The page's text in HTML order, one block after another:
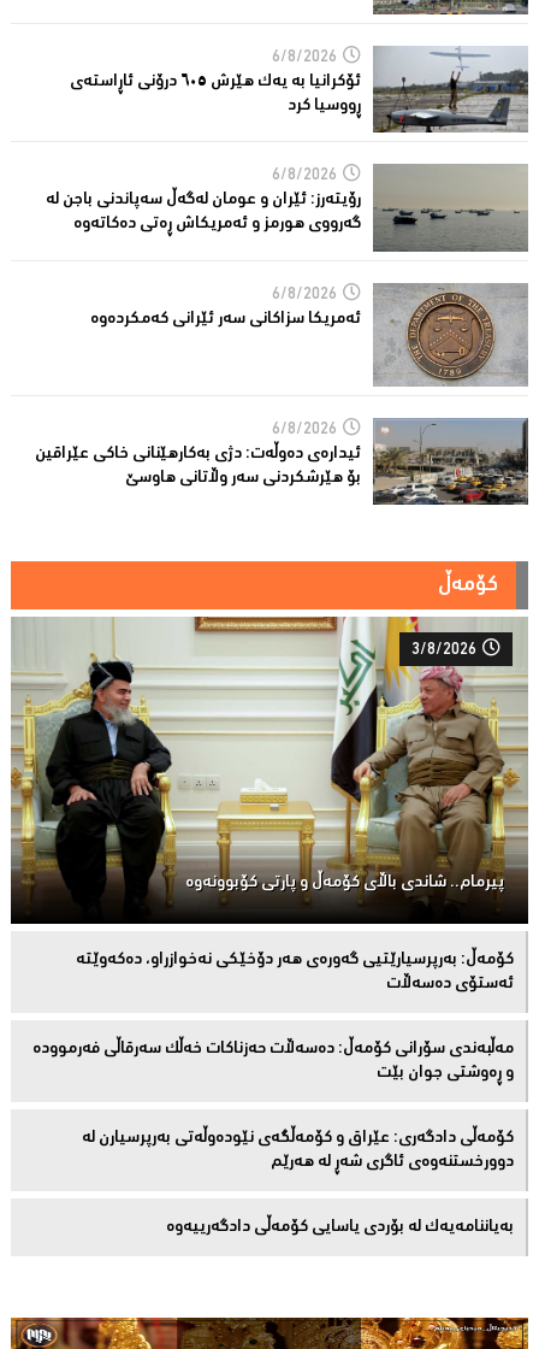
6/8/2026
ئۆکرانیا بە یەک هێرش ٦٠٥ درۆنی ئاڕاستەى
ڕووسیا کرد
6/8/2026
رۆیتەرز: ئێران و عومان لەگەڵ سەپاندنی باجن لە
گەرووی هورمز و ئەمریکاش ڕەتی دەکاتەوە
6/8/2026
ئه‌مریكا سزاكانی سه‌ر ئێرانی كه‌مكرده‌وه‌
6/8/2026
ئیدارەى دەوڵەت: دژى بەکارهێنانى خاکی عێراقین
بۆ هێرشکردنى سەر وڵاتانی هاوسێ
کۆمەڵ
3/8/2026
پیرمام.. شاندی باڵای كۆمه‌ڵ و پارتی كۆبوونه‌وه‌
كۆمەڵ: بەرپرسیارێتیی گەورەی هەر دۆخێکی نەخوازراو، دەكەوێتە
ئەستۆی دەسەڵات
مەڵبەندى سۆرانى کۆمەڵ: دەسەڵات حەزناکات خەڵک سەرقاڵى فەرموودە
و ڕەوشتى جوان بێت
کۆمەڵى دادگەرى: عێراق و كۆمەڵگەی نێودەوڵەتی بەرپرسیارن لە
دوورخستنەوەى ئاگری شەڕ لە هەرێم
بەیاننامەیەک لە بۆردی یاسایی کۆمەڵی دادگەرییەوە